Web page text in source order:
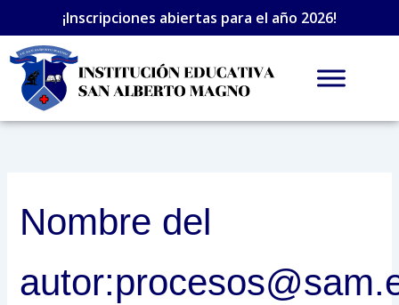
al
contenido
¡Inscripciones abiertas para el año 2026!
Nombre del